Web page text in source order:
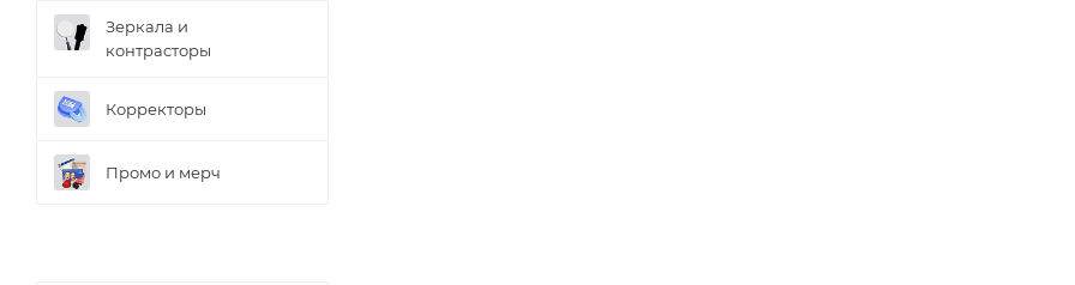
Зеркала и
контраcторы
Корректоры
Промо и мерч